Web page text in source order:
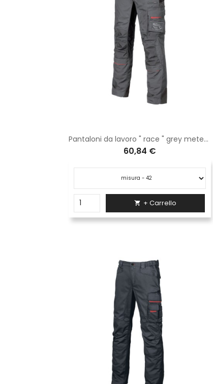
Pantaloni da lavoro " race " grey meteorite
60,84 €
 + Carrello